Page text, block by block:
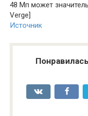
48 Мп может
Verge]
Источник